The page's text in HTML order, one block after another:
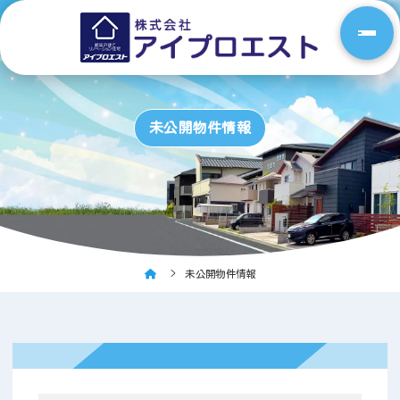
未公開物件情報
未公開物件情報